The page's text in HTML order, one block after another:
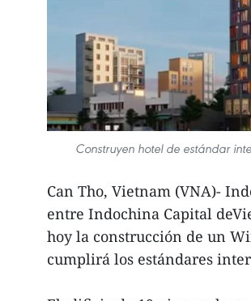
Construyen hotel de estándar
Can Tho, Vietnam (VNA)-
entre Indochina Capital
hoy la construcción de un
cumplirá los estándares